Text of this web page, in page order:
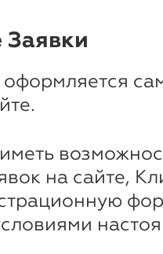
на сайте,